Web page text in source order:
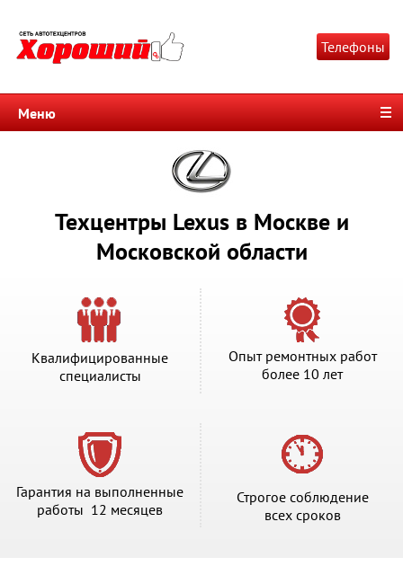
Телефоны
Меню
Техцентры Lexus в Москве и
Московской области
Квалифицированные
специалисты
Опыт ремонтных работ
более 10 лет
Гарантия на выполненные
работы 12 месяцев
Строгое соблюдение
всех сроков